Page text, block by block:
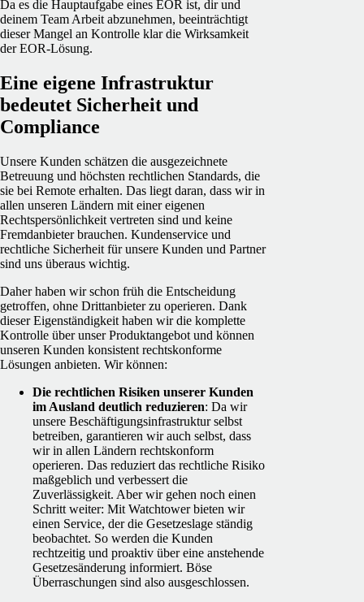
Da es die Hauptaufgabe eines EOR ist, dir und
deinem Team Arbeit abzunehmen, beeinträchtigt
dieser Mangel an Kontrolle klar die Wirksamkeit
der EOR-Lösung.
Eine eigene Infrastruktur
bedeutet Sicherheit und
Compliance
Unsere Kunden schätzen die ausgezeichnete
Betreuung und höchsten rechtlichen Standards, die
sie bei Remote erhalten. Das liegt daran, dass wir in
allen unseren Ländern mit einer eigenen
Rechtspersönlichkeit vertreten sind und keine
Fremdanbieter brauchen. Kundenservice und
rechtliche Sicherheit für unsere Kunden und Partner
sind uns überaus wichtig.
Daher haben wir schon früh die Entscheidung
getroffen, ohne Drittanbieter zu operieren. Dank
dieser Eigenständigkeit haben wir die komplette
Kontrolle über unser Produktangebot und können
unseren Kunden konsistent rechtskonforme
Lösungen anbieten. Wir können:
Die rechtlichen Risiken unserer Kunden
im Ausland deutlich reduzieren: Da wir
unsere Beschäftigungsinfrastruktur selbst
betreiben, garantieren wir auch selbst, dass
wir in allen Ländern rechtskonform
operieren. Das reduziert das rechtliche Risiko
maßgeblich und verbessert die
Zuverlässigkeit. Aber wir gehen noch einen
Schritt weiter: Mit Watchtower bieten wir
einen Service, der die Gesetzeslage ständig
beobachtet. So werden die Kunden
rechtzeitig und proaktiv über eine anstehende
Gesetzesänderung informiert. Böse
Überraschungen sind also ausgeschlossen.